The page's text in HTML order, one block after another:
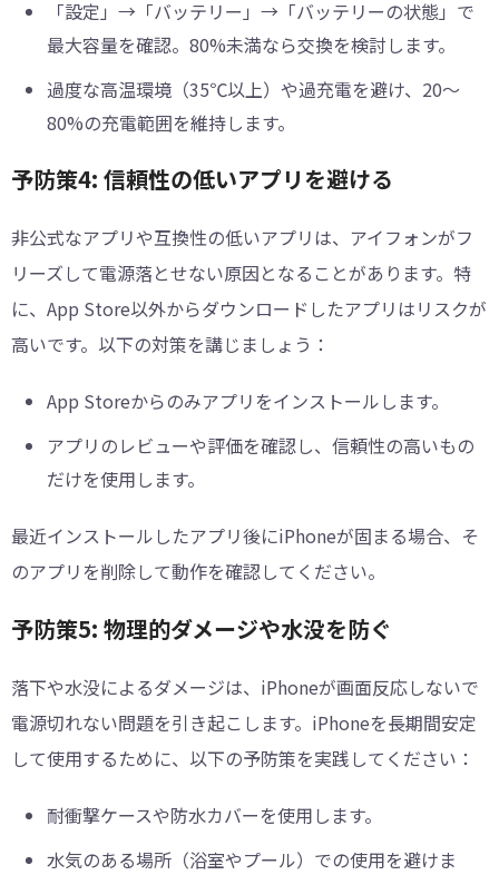
「設定」→「バッテリー」→「バッテリーの状態」で
最大容量を確認。80%未満なら交換を検討します。
過度な高温環境（35℃以上）や過充電を避け、20～
80%の充電範囲を維持します。
予防策4: 信頼性の低いアプリを避ける
非公式なアプリや互換性の低いアプリは、アイフォンがフ
リーズして電源落とせない原因となることがあります。特
に、App Store以外からダウンロードしたアプリはリスクが
高いです。以下の対策を講じましょう：
App Storeからのみアプリをインストールします。
アプリのレビューや評価を確認し、信頼性の高いもの
だけを使用します。
最近インストールしたアプリ後にiPhoneが固まる場合、そ
のアプリを削除して動作を確認してください。
予防策5: 物理的ダメージや水没を防ぐ
落下や水没によるダメージは、iPhoneが画面反応しないで
電源切れない問題を引き起こします。iPhoneを長期間安定
して使用するために、以下の予防策を実践してください：
耐衝撃ケースや防水カバーを使用します。
水気のある場所（浴室やプール）での使用を避けま